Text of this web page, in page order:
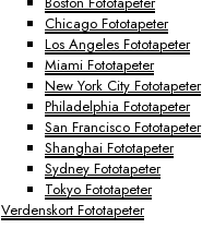
Chicago Fototapeter
Los Angeles Fototapeter
Miami Fototapeter
New York City Fototapeter
Philadelphia Fototapeter
San Francisco Fototapeter
Shanghai Fototapeter
Sydney Fototapeter
Tokyo Fototapeter
Verdenskort Fototapeter